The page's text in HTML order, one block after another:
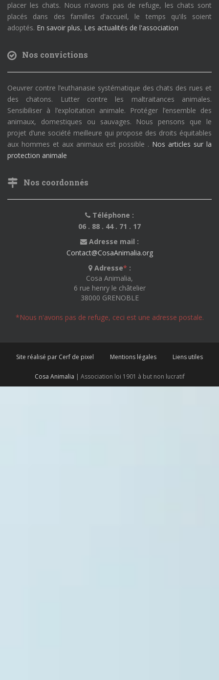
placer les chats. Nous n'avons pas de refuge, les chats sont
placés dans des familles d'accueil, le temps qu'ils soient
adoptés. En savoir plus, Les actualités de l'association
Nos convictions
Oeuvrer contre l’euthanasie systématique des chats des rues et
des chatons. Lutter contre les maltraitances animales.
Sensibiliser à l’exploitation animale. Protéger l’ensemble des
animaux, domestiques ou sauvages. Nous pensons que le
projet d’une société meilleure qui propose des droits équitables
aux hommes et aux animaux est possible . Nos articles sur la
protection animale
Nos coordonnés
Téléphone :
06 . 88 . 44 . 71 . 17
Adresse mail :
Contact@CosaAnimalia.org
Adresse* :
Cosa Animalia,
6 rue henry le châtelier
38000 GRENOBLE
*Nous n'avons pas de refuge, ceci est une adresse postale.
Site réalisé par Cerf de pixel Mentions légales Liens utiles
Cosa Animalia | Association loi 1901 à but non lucratif